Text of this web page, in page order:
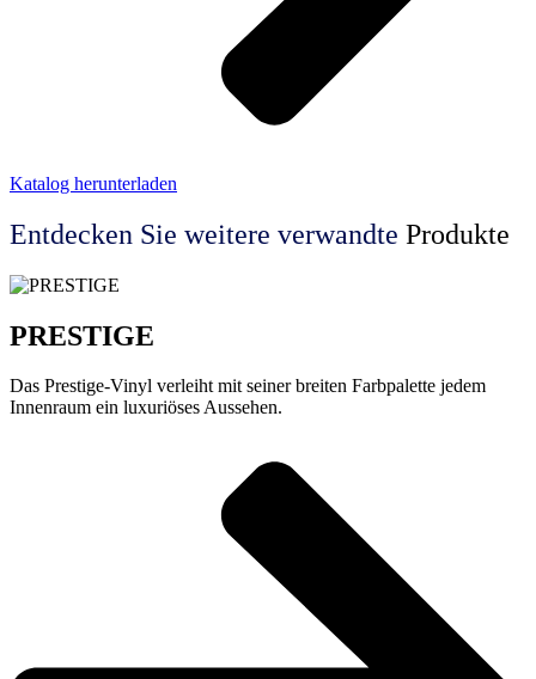
Katalog herunterladen
Entdecken Sie weitere verwandte Produkte
PRESTIGE
Das Prestige-Vinyl verleiht mit seiner breiten Farbpalette jedem
Innenraum ein luxuriöses Aussehen.